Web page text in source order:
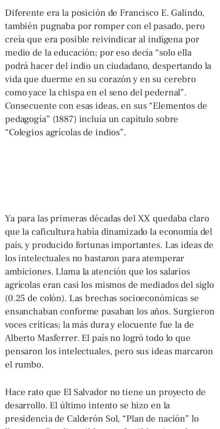
Diferente era la posición de Francisco E. Galindo,
también pugnaba por romper con el pasado, pero
creía que era posible reivindicar al indígena por
medio de la educación; por eso decía “solo ella
podrá hacer del indio un ciudadano, despertando la
vida que duerme en su corazón y en su cerebro
como yace la chispa en el seno del pedernal”.
Consecuente con esas ideas, en sus “Elementos de
pedagogía” (1887) incluía un capítulo sobre
“Colegios agrícolas de indios”.
Ya para las primeras décadas del XX quedaba claro
que la caficultura había dinamizado la economía del
país, y producido fortunas importantes. Las ideas de
los intelectuales no bastaron para atemperar
ambiciones. Llama la atención que los salarios
agrícolas eran casi los mismos de mediados del siglo
(0.25 de colón). Las brechas socioeconómicas se
ensanchaban conforme pasaban los años. Surgieron
voces críticas; la más dura y elocuente fue la de
Alberto Masferrer. El país no logró todo lo que
pensaron los intelectuales, pero sus ideas marcaron
el rumbo.
Hace rato que El Salvador no tiene un proyecto de
desarrollo. El último intento se hizo en la
presidencia de Calderón Sol, “Plan de nación” lo